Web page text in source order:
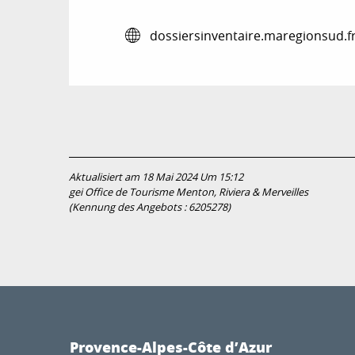
Aktualisiert am 18 Mai 2024 Um 15:12
gei Office de Tourisme Menton, Riviera & Merveilles
(Kennung des Angebots :6205278)
Provence-Alpes-Côte d’Azur